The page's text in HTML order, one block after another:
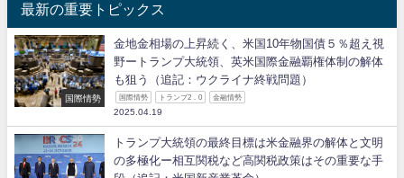
最新の重要トピックス
国際情勢
金地金相場の上昇続く、米国10年物国債５％超え視
野ートランプ大統領、英米国際金融覇権体制の解体
も狙う（追記：ウクライナ終戦問題）
国際情勢 トランプ2．0 金融情勢
2025.04.19
トランプ大統領の最終目標は米金融界の解体と文明
の多極化ー相互関税など高関税政策はその重要な手